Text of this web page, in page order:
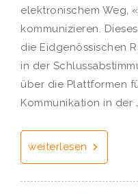
elektronischem Weg,
kommunizieren.
die Eidgenössischen
in der
über die Plattformen
Kommunikation in der
weiterlesen